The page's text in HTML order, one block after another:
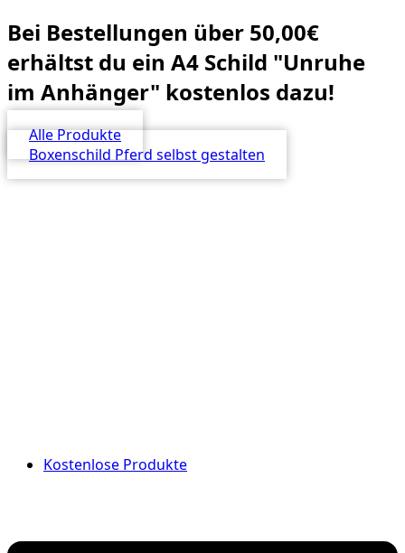
Bei Bestellungen über 50,00€
erhältst du ein A4 Schild "Unruhe
im Anhänger" kostenlos dazu!
Alle Produkte
Boxenschild Pferd selbst gestalten
Kostenlose Produkte